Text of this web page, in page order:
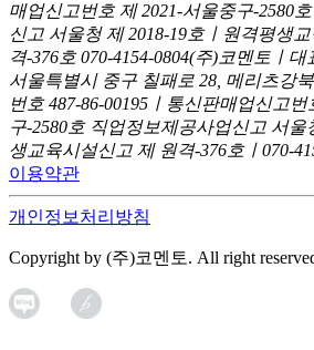
매업신고번호 제 2021-서울중구-2580
신고 서울청 제 2018-19호ㅣ원격평생
격-376호 070-4154-0804(주)코멘토ㅣ대
서울특별시 중구 칠패로 28, 메리츠강
번호 487-86-00195ㅣ통신판매업신고
구-2580호 직업정보제공사업신고 서울
생교육시설신고 제 원격-376호ㅣ070-
이용약관
개인정보처리방침
Copyright by (주)코멘토. All right